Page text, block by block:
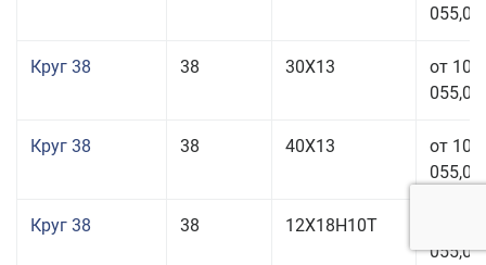
055,00
Круг 38 38 30Х13
от 101
055,00
Круг 38 38 40Х13
от 101
055,00
Круг 38 38 12Х18Н10Т
055,00